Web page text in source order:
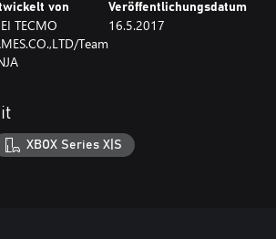
von
TECMO
Team
Veröffentlichungsdatum
16.5.2017
XBOX Series X|S